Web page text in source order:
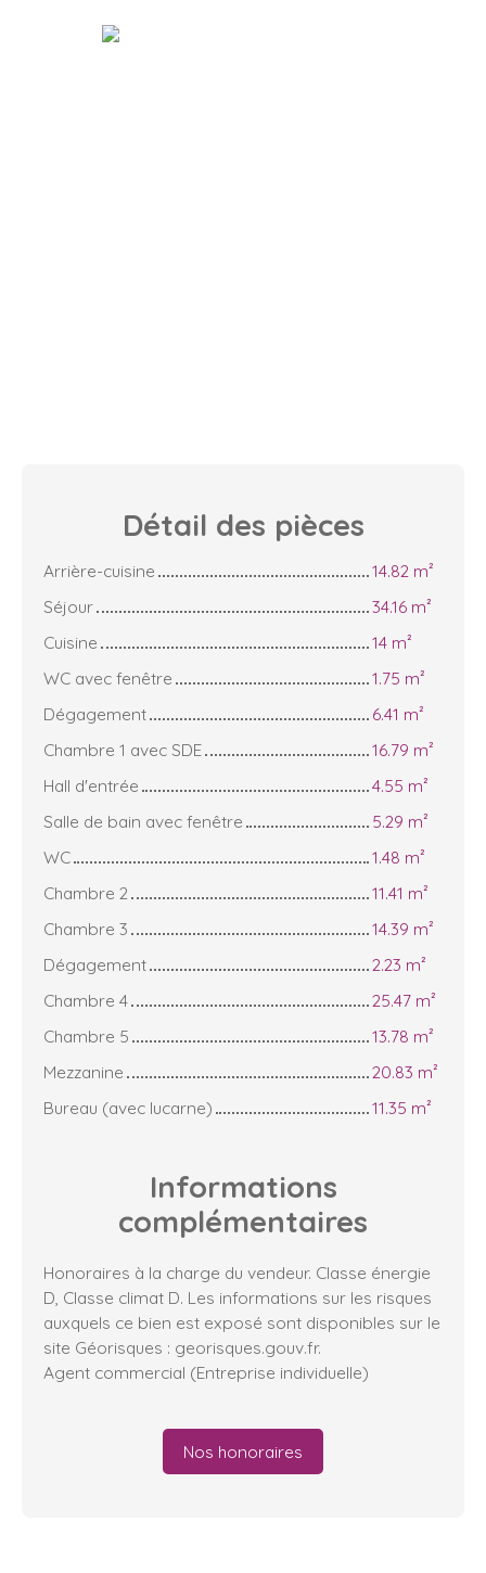
Détail des pièces
Arrière-cuisine
14.82 m²
Séjour
34.16 m²
Cuisine
14 m²
WC avec fenêtre
1.75 m²
Dégagement
6.41 m²
Chambre 1 avec SDE
16.79 m²
Hall d'entrée
4.55 m²
Salle de bain avec fenêtre
5.29 m²
WC
1.48 m²
Chambre 2
11.41 m²
Chambre 3
14.39 m²
Dégagement
2.23 m²
Chambre 4
25.47 m²
Chambre 5
13.78 m²
Mezzanine
20.83 m²
Bureau (avec lucarne)
11.35 m²
Informations
complémentaires
Honoraires à la charge du vendeur. Classe énergie
D, Classe climat D. Les informations sur les risques
auxquels ce bien est exposé sont disponibles sur le
site Géorisques : georisques.gouv.fr.
Agent commercial (Entreprise individuelle)
Nos honoraires